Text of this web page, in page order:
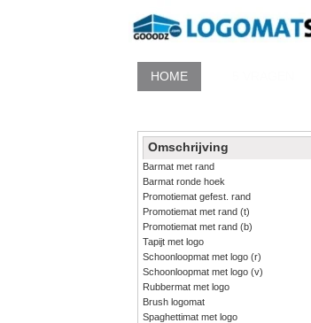
HOME
Omschrijving
Barmat met rand
Barmat ronde hoek
Promotiemat gefest. rand
Promotiemat met rand (t)
Promotiemat met rand (b)
Tapijt met logo
Schoonloopmat met logo (r)
Schoonloopmat met logo (v)
Rubbermat met logo
Brush logomat
Spaghettimat met logo